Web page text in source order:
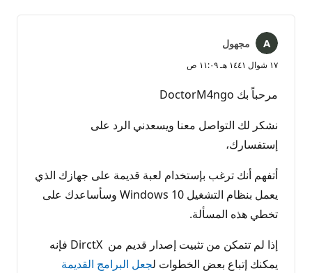
مجهول
١٧ شوال ١٤٤١ هـ ١١:٠٩ ص
مرحباً بك DoctorM4ngo
نشكر لك التواصل معنا ويسعدني الرد على
إستفسارك،
أتفهم أنك ترغب بإستخدام لعبة قديمة على جهازك الذي
يعمل بنظام التشغيل Windows 10 وسأساعدك على
تخطي هذه المسألة.
إذا لم تتمكن من تثبيت إصدار قديم من DirctX فإنه
يمكنك إتباع بعض الخطوات لجعل البرامج القديمة